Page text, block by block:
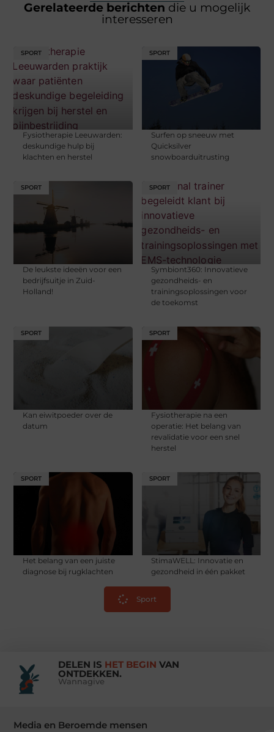
Gerelateerde berichten die u mogelijk
interesseren
SPORT
Fysiotherapie Leeuwarden:
deskundige hulp bij
klachten en herstel
SPORT
Surfen op sneeuw met
Quicksilver
snowboarduitrusting
SPORT
De leukste ideeën voor een
bedrijfsuitje in Zuid-
Holland!
SPORT
Symbiont360: Innovatieve
gezondheids- en
trainingsoplossingen voor
de toekomst
SPORT
Kan eiwitpoeder over de
datum
SPORT
Fysiotherapie na een
operatie: Het belang van
revalidatie voor een snel
herstel
SPORT
Het belang van een juiste
diagnose bij rugklachten
SPORT
StimaWELL: Innovatie en
gezondheid in één pakket
Sport
DELEN IS HET BEGIN VAN
ONTDEKKEN.
Wannagive
Media en Beroemde mensen